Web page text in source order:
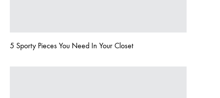
5 Sporty Pieces You Need In Your Closet